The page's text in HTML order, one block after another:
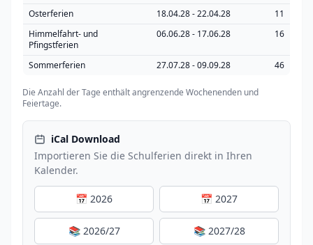
Osterferien
18.04.28 - 22.04.28
11
Himmelfahrt- und
Pfingstferien
06.06.28 - 17.06.28 16
Sommerferien 27.07.28 - 09.09.28 46
Die Anzahl der Tage enthält angrenzende Wochenenden und
Feiertage.
iCal Download
Importieren Sie die Schulferien direkt in Ihren
Kalender.
📅 2026 📅 2027
📚 2026/27 📚 2027/28